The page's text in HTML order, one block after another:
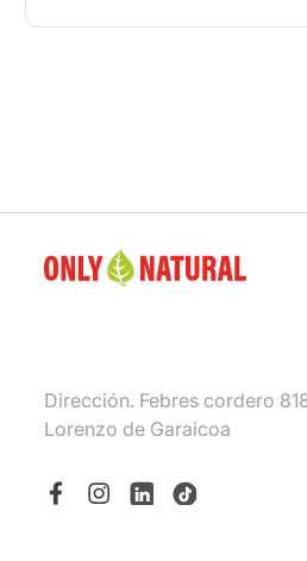
Dirección. Febres cordero
Lorenzo de Garaicoa